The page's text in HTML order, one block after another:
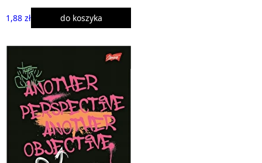
1,88 zł do koszyka